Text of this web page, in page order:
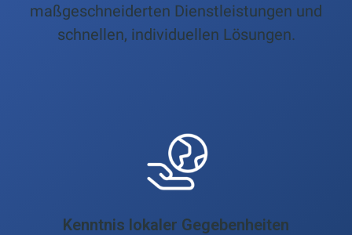
maßgeschneiderten Dienstleistungen und
schnellen, individuellen Lösungen.
Kenntnis lokaler Gegebenheiten